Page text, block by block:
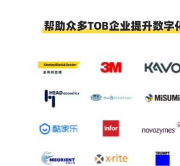
帮助众多TOB企业提升数字